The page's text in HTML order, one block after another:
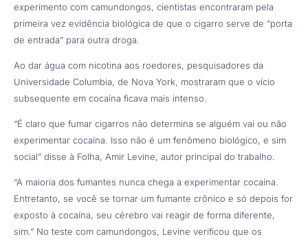
experimento com camundongos, cientistas encontraram pela
primeira vez evidência biológica de que o cigarro serve de “porta
de entrada” para outra droga.
Ao dar água com nicotina aos roedores, pesquisadores da
Universidade Columbia, de Nova York, mostraram que o vício
subsequente em cocaína ficava mais intenso.
“É claro que fumar cigarros não determina se alguém vai ou não
experimentar cocaína. Isso não é um fenômeno biológico, e sim
social” disse à Folha, Amir Levine, autor principal do trabalho.
“A maioria dos fumantes nunca chega a experimentar cocaína.
Entretanto, se você se tornar um fumante crônico e só depois for
exposto à cocaína, seu cérebro vai reagir de forma diferente,
sim.” No teste com camundongos, Levine verificou que os